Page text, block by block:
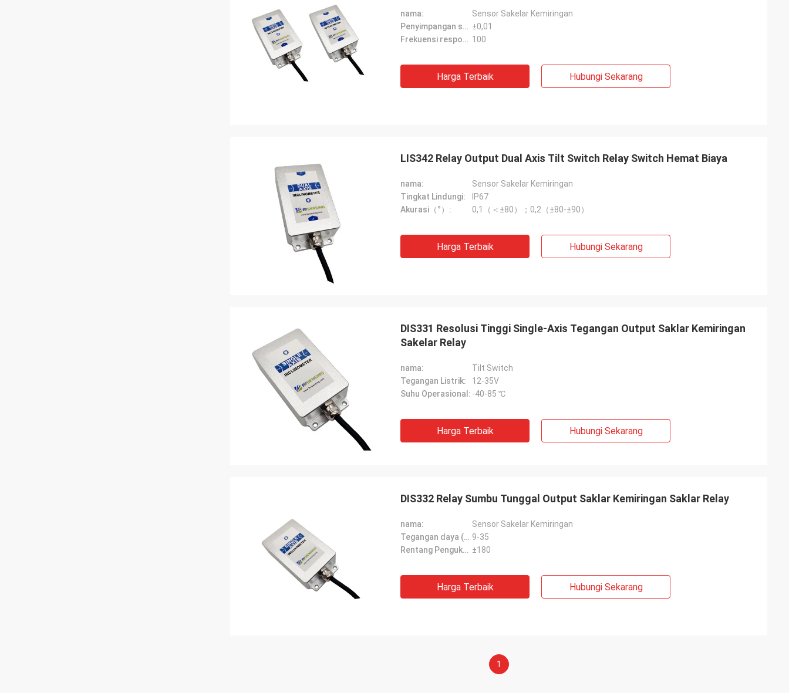
nama:
Sensor Sakelar Kemiringan
Penyimpangan suhu nol（°/℃）: ±0,01
Frekuensi respons (Hz）: 100
Harga Terbaik Hubungi Sekarang
LIS342 Relay Output Dual Axis Tilt Switch Relay Switch Hemat Biaya
nama:
Sensor Sakelar Kemiringan
Tingkat Lindungi:
IP67
Akurasi（°）:
0,1（＜±80）；0,2（±80-±90）
Harga Terbaik Hubungi Sekarang
DIS331 Resolusi Tinggi Single-Axis Tegangan Output Saklar Kemiringan
Sakelar Relay
nama:
Tilt Switch
Tegangan Listrik:
12-35V
Suhu Operasional: -40-85 ℃
Harga Terbaik Hubungi Sekarang
DIS332 Relay Sumbu Tunggal Output Saklar Kemiringan Saklar Relay
nama:
Sensor Sakelar Kemiringan
Tegangan daya (V): 9-35
Rentang Pengukuran（°）: ±180
Harga Terbaik Hubungi Sekarang
1